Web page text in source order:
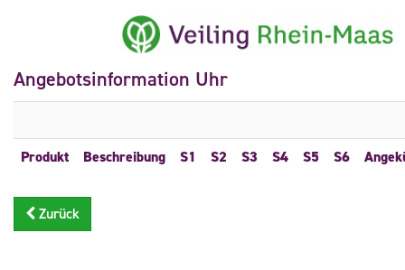
Angebotsinformation Uhr
Produkt Beschreibung S1 S2 S3 S4 S5 S6
Zurück